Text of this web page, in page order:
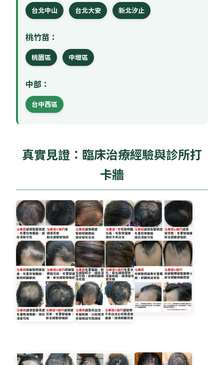
台北中山 台北大安 新北汐止
桃竹苗：
桃園區 中壢區
中部：
台中西區
真實見證：臨床治療經驗與診所打
卡牆